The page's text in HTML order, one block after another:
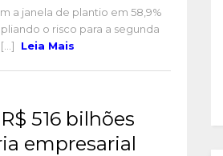
a janela de plantio em 58,9%
o risco para a segunda
Leia Mais
516 bilhões
empresarial